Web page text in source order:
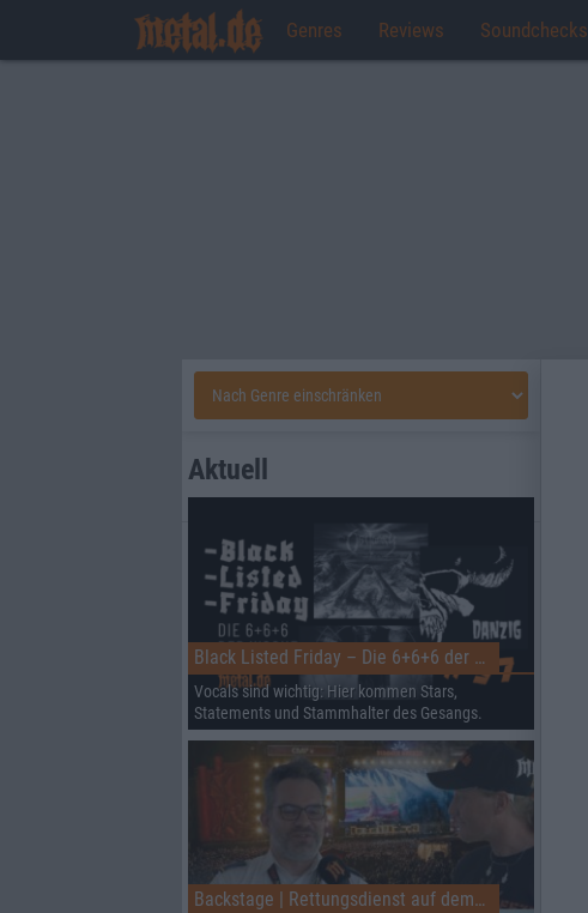
Genres Reviews Soundchecks
Aktuell
Black Listed Friday – Die 6+6+6 der Woche
Vocals sind wichtig: Hier kommen Stars,
Statements und Stammhalter des Gesangs.
Backstage | Rettungsdienst auf dem Summer Breeze